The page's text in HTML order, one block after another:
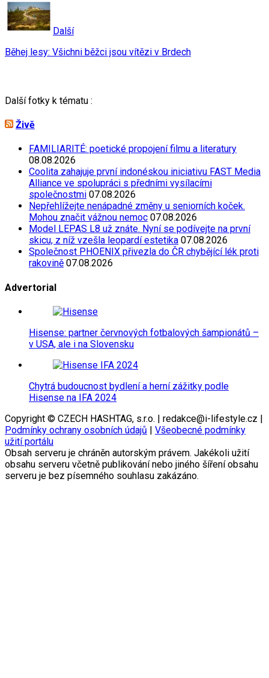
Další
Běhej lesy: Všichni běžci jsou vítězi v Brdech
Další fotky k tématu :
Živě
FAMILIARITÉ: poetické propojení filmu a literatury
08.08.2026
Coolita zahajuje první indonéskou iniciativu FAST Media
Alliance ve spolupráci s předními vysílacími
společnostmi 07.08.2026
Nepřehlížejte nenápadné změny u seniorních koček.
Mohou značit vážnou nemoc 07.08.2026
Model LEPAS L8 už znáte. Nyní se podívejte na první
skicu, z níž vzešla leopardí estetika 07.08.2026
Společnost PHOENIX přivezla do ČR chybějící lék proti
rakovině 07.08.2026
Advertorial
Hisense: partner červnových fotbalových šampionátů –
v USA, ale i na Slovensku
Chytrá budoucnost bydlení a herní zážitky podle
Hisense na IFA 2024
Copyright © CZECH HASHTAG, s.r.o. | redakce@i-lifestyle.cz |
Podmínky ochrany osobních údajů | Všeobecné podmínky
užití portálu
Obsah serveru je chráněn autorským právem. Jakékoli užití
obsahu serveru včetně publikování nebo jiného šíření obsahu
serveru je bez písemného souhlasu zakázáno.